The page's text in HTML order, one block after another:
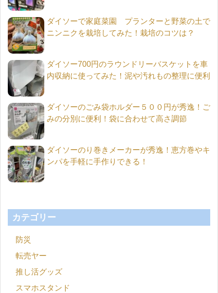
ダイソーで家庭菜園 プランターと野菜の土で
ニンニクを栽培してみた！栽培のコツは？
ダイソー700円のラウンドリーバスケットを車
内収納に使ってみた！泥や汚れもの整理に便利
ダイソーのごみ袋ホルダー５００円が秀逸！ご
みの分別に便利！袋に合わせて高さ調節
ダイソーのり巻きメーカーが秀逸！恵方巻やキ
ンパを手軽に手作りできる！
カテゴリー
防災
転売ヤー
推し活グッズ
スマホスタンド